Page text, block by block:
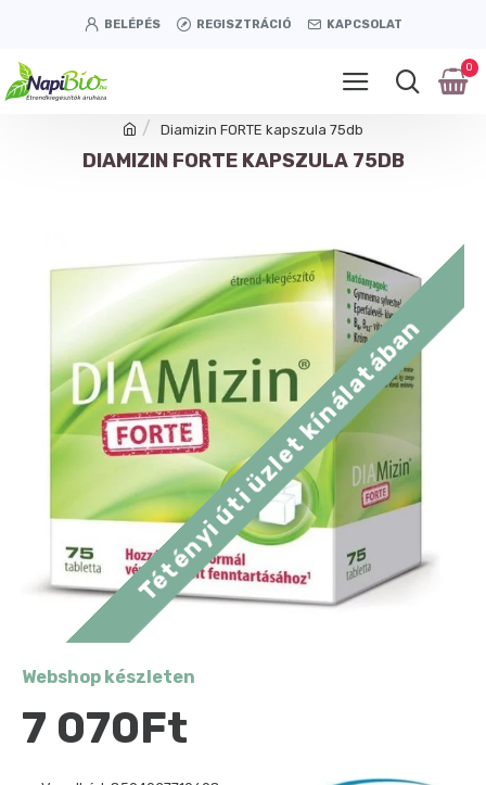
BELÉPÉS REGISZTRÁCIÓ KAPCSOLAT
0
Diamizin FORTE kapszula 75db
DIAMIZIN FORTE KAPSZULA 75DB
Tétényi úti üzlet kínálatában
Webshop készleten
7 070Ft